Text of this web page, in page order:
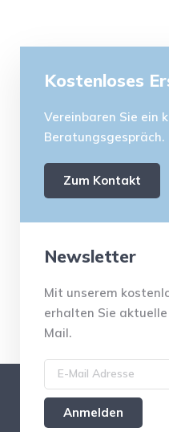
Kostenloses
Vereinbaren Sie ein
Beratungsgespräch.
Zum Kontakt
Newsletter
Mit unserem
erhalten Sie
Mail.